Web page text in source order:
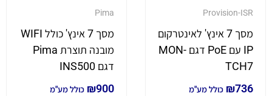
Provision-ISR
מסך 7 אינץ' לאינטרקום
IP עם PoE דגם MON-
TCH7
₪736 כולל מע"מ
Pima
מסך 7 אינץ' כולל WIFI
מובנה תוצרת Pima
דגם INS500
₪900 כולל מע"מ